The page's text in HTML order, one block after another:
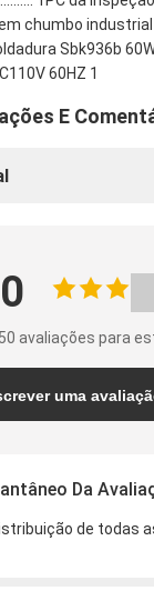
E
avaliações para
uma
Da
de todas